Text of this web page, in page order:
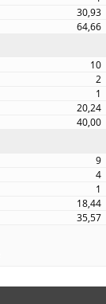
30,93
64,66
10
2
1
20,24
40,00
9
4
1
18,44
35,57